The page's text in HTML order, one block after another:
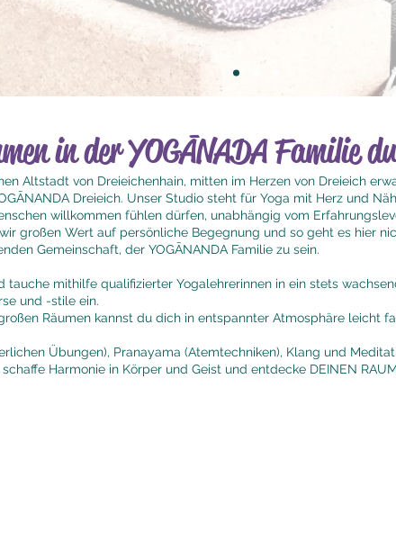
in der YOGĀNADA Familie
Altstadt von Dreieichenhain, mitten im Herzen von Dreieich
Dreieich. Unser Studio steht für Yoga mit Herz und
willkommen fühlen dürfen, unabhängig vom
großen Wert auf persönliche Begegnung und so geht es hier
Gemeinschaft, der YOGĀNANDA Familie zu sein.
tauche mithilfe qualifizierter Yogalehrerinnen in ein stets
und -stile ein.
Räumen kannst du dich in entspannter Atmosphäre leicht
Übungen), Pranayama (Atemtechniken), Klang und
Harmonie in Körper und Geist und entdecke DEINEN